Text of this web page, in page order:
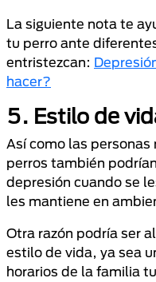
La siguiente nota te
tu perro ante
entristezcan:
hacer?
5. Estilo de
Así como las
perros también
depresión cuando se
les mantiene en
Otra razón podría ser
estilo de vida, ya sea
horarios de la familia